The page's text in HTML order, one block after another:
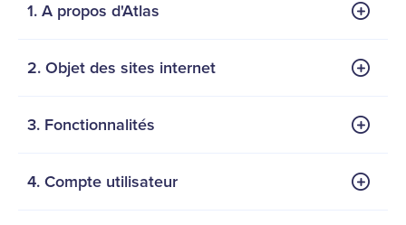
1. A propos d'Atlas
2. Objet des sites internet
3. Fonctionnalités
4. Compte utilisateur